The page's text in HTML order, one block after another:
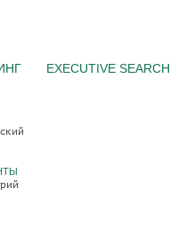
EXECUTIVE SEARCH